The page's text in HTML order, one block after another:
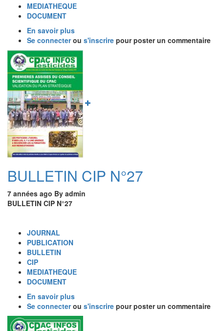
MEDIATHEQUE
DOCUMENT
En savoir plus
BULLETIN
CIP
N°28
Se connecterou s'inscrire pour poster un commentaire
Image
BULLETIN CIP N°27
7 années ago By admin
BULLETIN CIP N°27
JOURNAL
PUBLICATION
BULLETIN
CIP
MEDIATHEQUE
DOCUMENT
En savoir plus
BULLETIN
CIP
N°27
Se connecterou s'inscrire pour poster un commentaire
Image